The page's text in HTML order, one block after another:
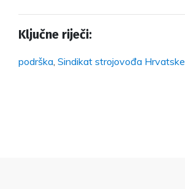
Ključne riječi:
podrška Sindikat strojovođa Hrvatske